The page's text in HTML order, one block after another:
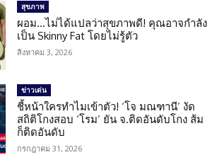
สุขภาพ
ผอม…ไม่ได้แปลว่าสุขภาพดี! คุณอาจกำลัง
เป็น Skinny Fat โดยไม่รู้ตัว
สิงหาคม 3, 2026
ข่าวเด่น
ชี้หน้าใครทำไมเข้าตัว! ‘โจ มณฑานี’ งัด
สถิติโกงสอบ ‘โรม’ ยัน จ.ติดอันดับโกง ส้ม
ก็ติดอันดับ
กรกฎาคม 31, 2026